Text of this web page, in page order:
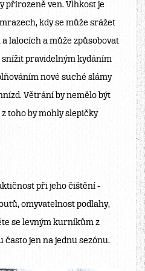
přirozeně ven. Vlhkost je
kdy se může srážet
lalocích a může způsobovat
pravidelným kydáním
nové suché slámy
Větrání by nemělo být
toho by mohly slepičky
při jeho čištění -
omyvatelnost podlahy,
se levným kurníkům z
jen na jednu sezónu.